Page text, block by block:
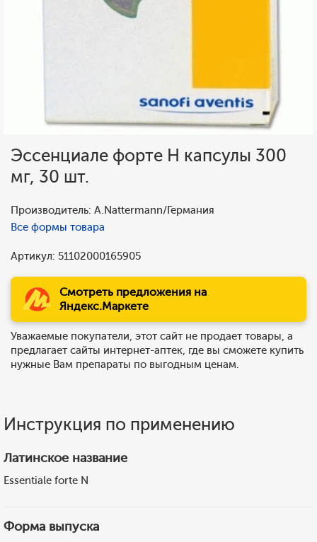
Эссенциале форте Н капсулы 300
мг, 30 шт.
Производитель: A.Nattermann/Германия
Все формы товара
Артикул: 51102000165905
Смотреть предложения на
Яндекс.Маркете
Уважаемые покупатели, этот сайт не продает товары, а
предлагает сайты интернет-аптек, где вы сможете купить
нужные Вам препараты по выгодным ценам.
Инструкция по применению
Латинское название
Essentiale forte N
Форма выпуска